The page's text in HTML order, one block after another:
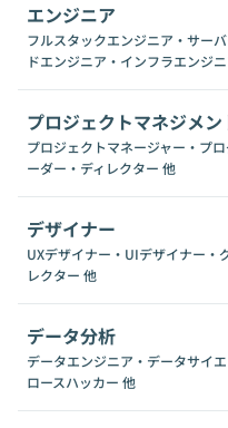
エンジニア
フルスタックエンジニア・サー
ドエンジニア・インフラエンジ
プロジェクトマネジメン
プロジェクトマネージャー・プ
ーダー・ディレクター 他
デザイナー
UXデザイナー・UIデザイナー・
レクター 他
データ分析
データエンジニア・データサイ
ロースハッカー 他